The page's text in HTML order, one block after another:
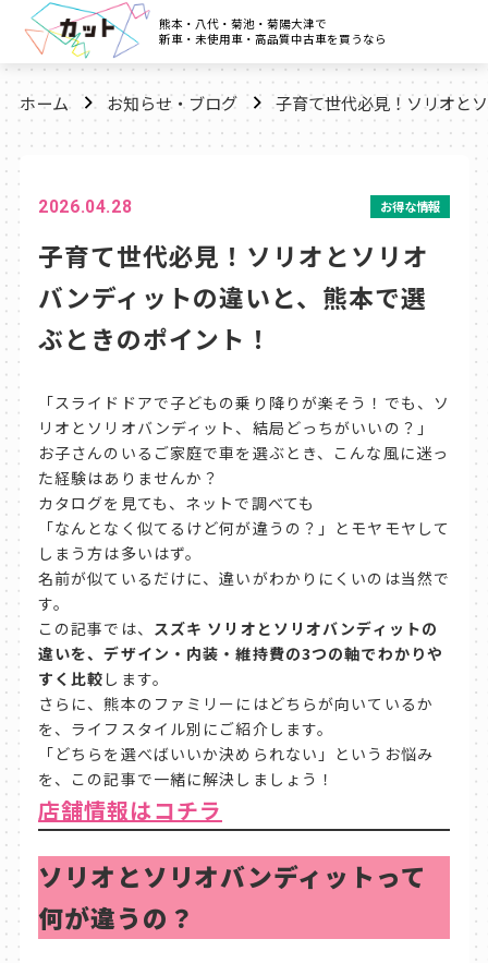
熊本・八代・菊池・菊陽大津で
新車・未使用車・高品質中古車を買うなら
ホーム お知らせ・ブログ 子育て世代必見！ソリオと
2026.04.28 お得な情報
子育て世代必見！ソリオとソリオ
バンディットの違いと、熊本で選
ぶときのポイント！
「スライドドアで子どもの乗り降りが楽そう！でも、ソ
リオとソリオバンディット、結局どっちがいいの？」
お子さんのいるご家庭で車を選ぶとき、こんな風に迷っ
た経験はありませんか？
カタログを見ても、ネットで調べても
「なんとなく似てるけど何が違うの？」とモヤモヤして
しまう方は多いはず。
名前が似ているだけに、違いがわかりにくいのは当然で
す。
この記事では、 スズキ ソリオとソリオバンディットの
違いを、デザイン・内装・維持費の3つの軸でわかりや
すく比較 します。
さらに、熊本のファミリーにはどちらが向いているか
を、ライフスタイル別にご紹介します。
「どちらを選べばいいか決められない」というお悩み
を、この記事で一緒に解決しましょう！
店舗情報はコチラ
ソリオとソリオバンディットって
何が違うの？